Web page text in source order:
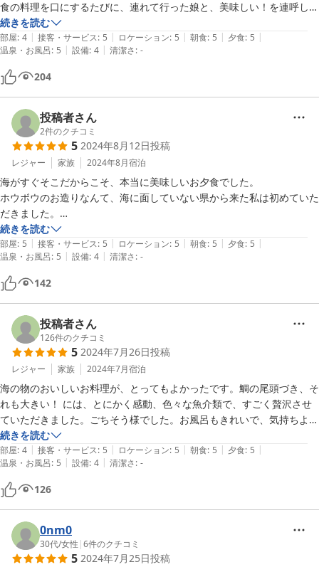
食の料理を口にするたびに、連れて行った娘と、美味しい！を連呼して
しまいました。
夕食は、本当にお腹いっぱいになりました。温泉も部屋ごとの貸切だか
ら嬉しいポイントです。
のんびり、、清潔で気持ちよくゆったり満喫することができました。
気さくな女将さんのおかげで身も心もお腹いっぱい、幸せなひと時を過
ごせました。ありがとうございました。
また、ぜひ伺います。
続きを読む
部屋: 4 | 接客・サービス: 5 | ロケーション: 5 | 朝食: 5 | 夕食: 5 |
温泉・お風呂: 5 | 設備: 4 | 清潔さ: -
204
投稿者さん
2件のクチコミ
5 2024年8月12日投稿
レジャー 家族 2024年8月宿泊
海がすぐそこだからこそ、本当に美味しいお夕食でした。
ホウボウのお造りなんて、海に面していない県から来た私は初めていた
だきました。
本当に美味しかったです！
お料理のお世話をして下さったお母さんがとても気さくで、楽しい旅行
になりました。
お風呂も綺麗で大満足です！
続きを読む
部屋: 5 | 接客・サービス: 5 | ロケーション: 5 | 朝食: 5 | 夕食: 5 |
温泉・お風呂: 5 | 設備: 4 | 清潔さ: -
142
投稿者さん
126件のクチコミ
5 2024年7月26日投稿
レジャー 家族 2024年7月宿泊
海の物のおいしいお料理が、とってもよかったです。鯛の尾頭づき、そ
れも大きい！ には、とにかく感動、色々な魚介類で、すごく贅沢させ
ていただきました。ごちそう様でした。お風呂もきれいで、気持ちよか
ったです。
続きを読む
部屋: 4 | 接客・サービス: 5 | ロケーション: 5 | 朝食: 5 | 夕食: 5 |
温泉・お風呂: 5 | 設備: 4 | 清潔さ: -
126
0nm0
30代/女性 |6件のクチコミ
5 2024年7月25日投稿